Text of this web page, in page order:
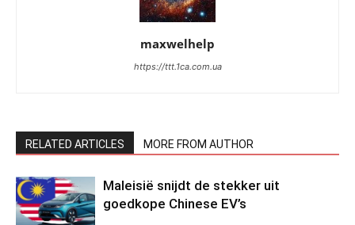
maxwelhelp
https://ttt.1ca.com.ua
RELATED ARTICLES MORE FROM AUTHOR
Maleisië snijdt de stekker uit
goedkope Chinese EV’s